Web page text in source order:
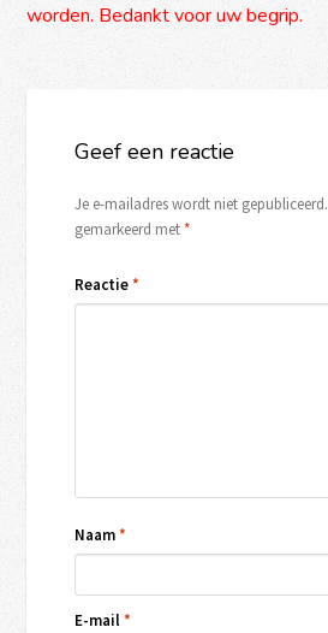
worden. Bedankt voor uw begrip.
Geef een reactie
Je e-mailadres wordt niet gepubliceerd.
gemarkeerd met*
Reactie*
Naam*
E-mail*